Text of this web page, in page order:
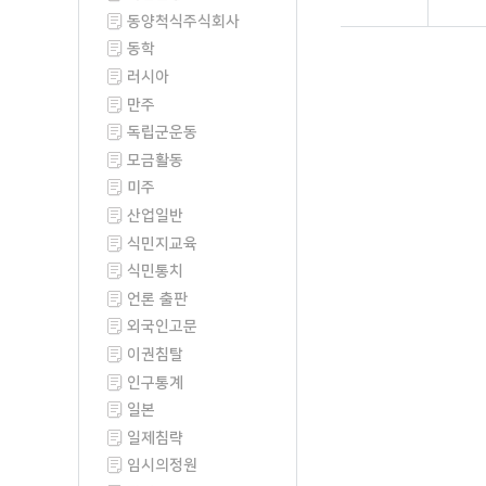
동양척식주식회사
동학
러시아
만주
독립군운동
모금활동
미주
산업일반
식민지교육
식민통치
언론 출판
외국인고문
이권침탈
인구통계
일본
일제침략
임시의정원